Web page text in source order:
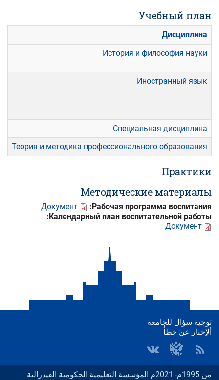
Учебный план
Дисциплина
История и философия науки
Иностранный язык
Специальная дисциплина
Теория и методика профессионального образования
Практики
Методические материалы
Рабочая программа воспитания:
Документ
Календарный план воспитательной работы:
Документ
توجية سؤال للجامعة
ألإخبار عن خطأ
من 1995م- 2021م المؤسسة التعليمية الحكومية الفيدرالية